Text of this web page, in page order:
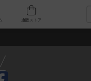
人気ボードゲーム